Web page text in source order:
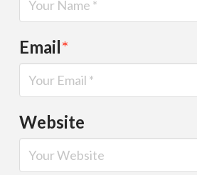
Email*
Website